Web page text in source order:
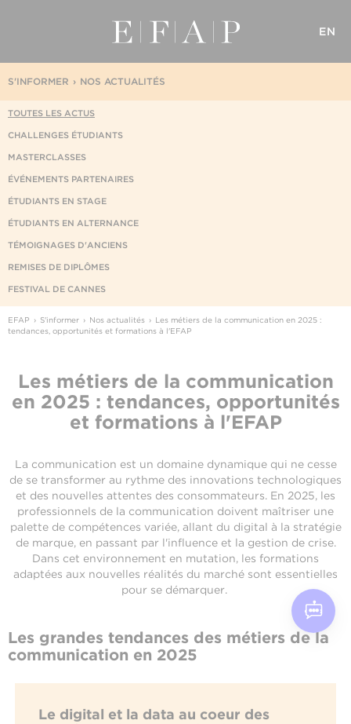
EN
NOS ACTUALITÉS
S'INFORMER
TOUTES LES ACTUS
CHALLENGES ÉTUDIANTS
MASTERCLASSES
ÉVÉNEMENTS PARTENAIRES
ÉTUDIANTS EN STAGE
ÉTUDIANTS EN ALTERNANCE
TÉMOIGNAGES D'ANCIENS
REMISES DE DIPLÔMES
FESTIVAL DE CANNES
EFAP S'informer Nos actualités
Les métiers de la communication en 2025 :
tendances, opportunités et formations à l'EFAP
Les métiers de la communication
en 2025 : tendances, opportunités
et formations à l'EFAP
La communication est un domaine dynamique qui ne cesse
de se transformer au rythme des innovations technologiques
et des nouvelles attentes des consommateurs. En 2025, les
professionnels de la communication doivent maîtriser une
palette de compétences variée, allant du digital à la stratégie
de marque, en passant par l'influence et la gestion de crise.
Dans cet environnement en mutation, les formations
adaptées aux nouvelles réalités du marché sont essentielles
pour se démarquer.
Les grandes tendances des métiers de la
communication en 2025
Le digital et la data au coeur des